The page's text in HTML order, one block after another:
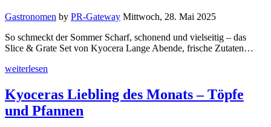
Gastronomen by PR-Gateway Mittwoch, 28. Mai 2025
So schmeckt der Sommer Scharf, schonend und vielseitig – das
Slice & Grate Set von Kyocera Lange Abende, frische Zutaten…
weiterlesen
Kyoceras Liebling des Monats – Töpfe
und Pfannen